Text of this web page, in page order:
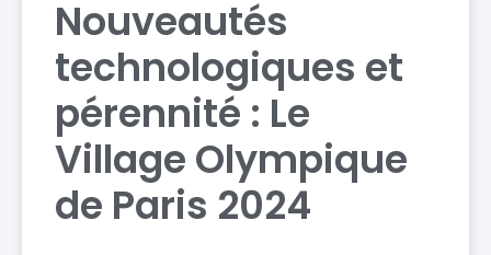
Nouveautés
technologiques et
pérennité : Le
Village Olympique
de Paris 2024